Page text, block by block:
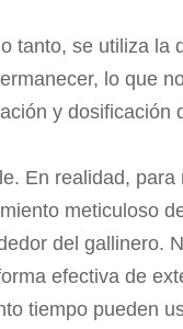
tanto, se utiliza la
lo que
y dosificación
En realidad,
meticuloso
del gallinero.
efectiva de
tiempo pueden